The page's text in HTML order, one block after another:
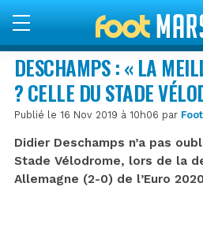
DESCHAMPS : « LA
? CELLE DU STADE
Publié le 16 Nov 2019 à 10h06 par
Didier Deschamps n’a pas
Stade Vélodrome, lors de la
Allemagne (2-0) de l’Euro